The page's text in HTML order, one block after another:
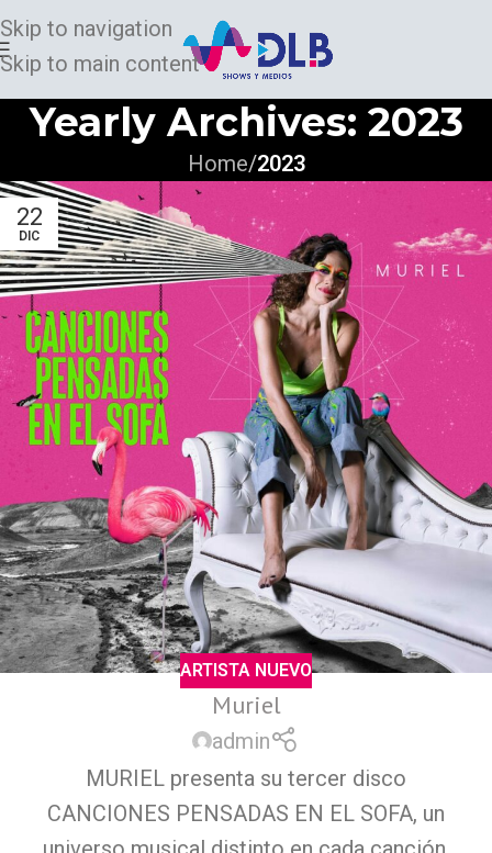
Skip to navigation
Skip to main content
Yearly Archives: 2023
Home/2023
22
DIC
ARTISTA NUEVO
Muriel
admin
MURIEL presenta su tercer disco
CANCIONES PENSADAS EN EL SOFA, un